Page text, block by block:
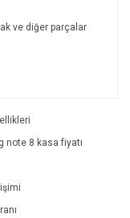
ve diğer parçalar
ve diğer
note 8 kasa fiyatı